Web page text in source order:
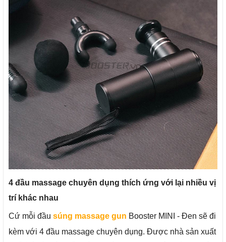
4 đầu massage chuyên dụng thích ứng với lại nhiều vị
trí khác nhau
Cứ mỗi đầu súng massage gun Booster MINI - Đen sẽ đi
kèm với 4 đầu massage chuyên dụng. Được nhà sản xuất